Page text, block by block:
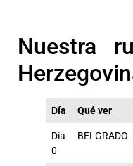
Nuestra
Día Qué ver
Día
0
BELGRADO